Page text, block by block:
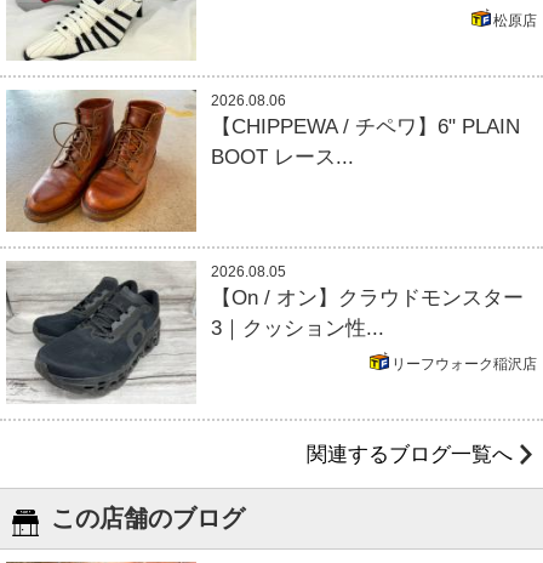
松原店
2026.08.06
【CHIPPEWA / チペワ】6" PLAIN
BOOT レース...
2026.08.05
【On / オン】クラウドモンスター
3｜クッション性...
リーフウォーク稲沢店
関連するブログ一覧へ
この店舗のブログ